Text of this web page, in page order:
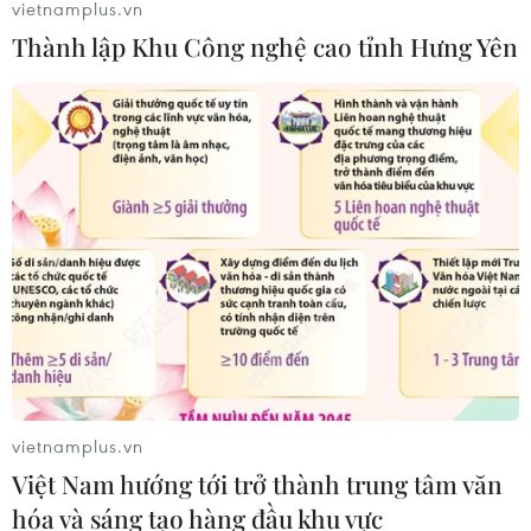
xuất hiện tại sân bay
05/08/2026 23:43
Bất ổn địa chính trị kìm hãm tăng
trưởng Eurozone
05/08/2026 22:59
Tổng thống Nga thay đổi vị
trí các chỉ huy tại mặt trận Ukraine
05/08/2026 15:26
vietnamplus.vn
Thành lập Khu Công nghệ cao tỉnh Hưng Yên
vietnamplus.vn
Việt Nam hướng tới trở thành trung tâm văn
hóa và sáng tạo hàng đầu khu vực